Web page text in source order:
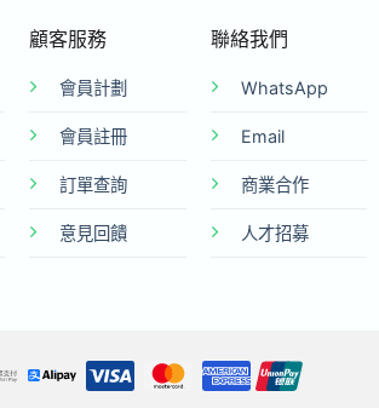
顧客服務
會員計劃
會員註冊
訂單查詢
意見回饋
聯絡我們
WhatsApp
Email
商業合作
人才招募